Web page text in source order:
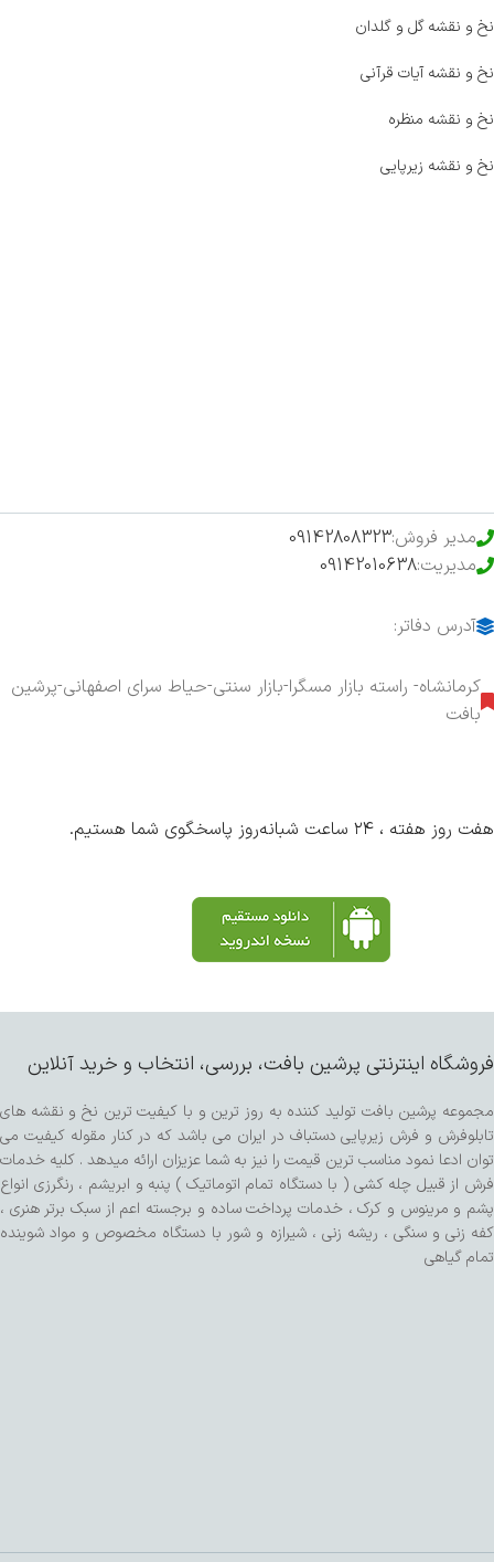
نخ و نقشه گل و گلدان
نخ و نقشه آیات قرآنی
نخ و نقشه منظره
نخ و نقشه زیرپایی
مدیر فروش:09142808323
مدیریت:09142010638
آدرس دفاتر:
کرمانشاه- راسته بازار مسگرا-بازار سنتی-حیاط سرای اصفهانی-پرشین
بافت
هفت روز هفته ، ۲۴ ساعت شبانه‌روز پاسخگوی شما هستیم.
فروشگاه اینترنتی پرشین بافت، بررسی، انتخاب و خرید آنلاین
مجموعه پرشین بافت تولید کننده به روز ترین و با کیفیت ترین نخ و نقشه های
تابلوفرش و فرش زیرپایی دستباف در ایران می باشد که در کنار مقوله کیفیت می
توان ادعا نمود مناسب ترین قیمت را نیز به شما عزیزان ارائه میدهد . کلیه خدمات
فرش از قبیل چله کشی ( با دستگاه تمام اتوماتیک ) پنبه و ابریشم ، رنگرزی انواع
پشم و مرینوس و کرک ، خدمات پرداخت ساده و برجسته اعم از سبک برتر هنری ،
کفه زنی و سنگی ، ریشه زنی ، شیرازه و شور با دستگاه مخصوص و مواد شوینده
تمام گیاهی